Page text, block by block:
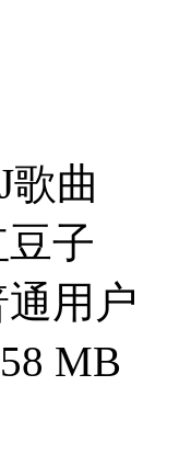
歌曲
子
用户
MB